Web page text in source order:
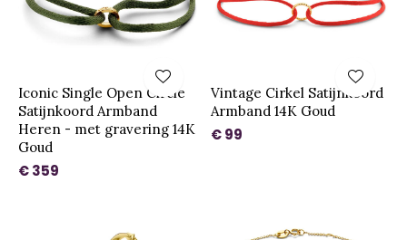
Iconic Single Open Circle
Satijnkoord Armband
Heren - met gravering 14K
Goud
€ 359
Vintage Cirkel Satijnkoord
Armband 14K Goud
€ 99